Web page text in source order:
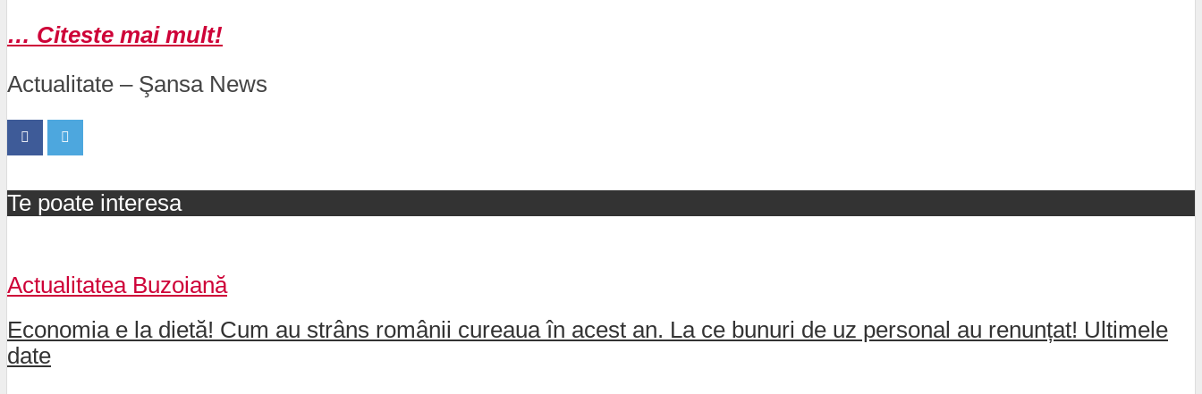
… Citeste mai mult!
Actualitate – Şansa News
Te poate interesa
Actualitatea Buzoiană
Economia e la dietă! Cum au strâns românii cureaua în acest an. La ce bunuri de uz personal au renunțat! Ultimele
date